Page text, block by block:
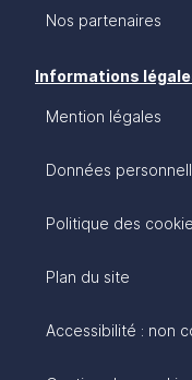
Nos partenaires
Informations
Mention légales
Données
Politique des
Plan du site
Accessibilité : non